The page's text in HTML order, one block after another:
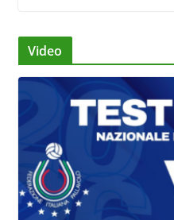
Video